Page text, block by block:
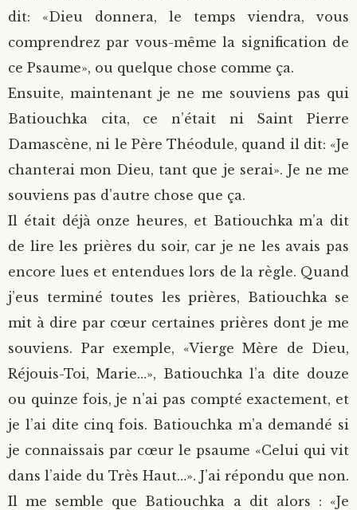
dit: «Dieu donnera, le temps viendra, vous
comprendrez par vous-même la signification de
ce Psaume», ou quelque chose comme ça.
Ensuite, maintenant je ne me souviens pas qui
Batiouchka cita, ce n’était ni Saint Pierre
Damascène, ni le Père Théodule, quand il dit: «Je
chanterai mon Dieu, tant que je serai». Je ne me
souviens pas d’autre chose que ça.
Il était déjà onze heures, et Batiouchka m’a dit
de lire les prières du soir, car je ne les avais pas
encore lues et entendues lors de la règle. Quand
j’eus terminé toutes les prières, Batiouchka se
mit à dire par cœur certaines prières dont je me
souviens. Par exemple, «Vierge Mère de Dieu,
Réjouis-Toi, Marie…», Batiouchka l’a dite douze
ou quinze fois, je n’ai pas compté exactement, et
je l’ai dite cinq fois. Batiouchka m’a demandé si
je connaissais par cœur le psaume «Celui qui vit
dans l’aide du Très Haut…». J’ai répondu que non.
Il me semble que Batiouchka a dit alors : «Je